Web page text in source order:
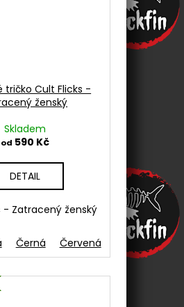
Oranžová Světle modrá
tričko Cult Flicks -
ženský
Skladem
od 590 Kč
DETAIL
- Zatracený ženský
Černá Červená French navy